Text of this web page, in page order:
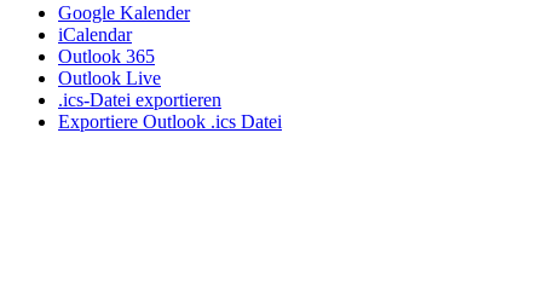
Google Kalender
iCalendar
Outlook 365
Outlook Live
.ics-Datei exportieren
Exportiere Outlook .ics Datei